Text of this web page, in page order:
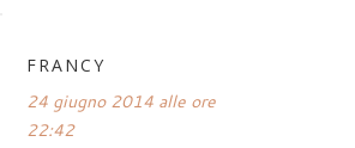
FRANCY
24 giugno 2014 alle ore
22:42